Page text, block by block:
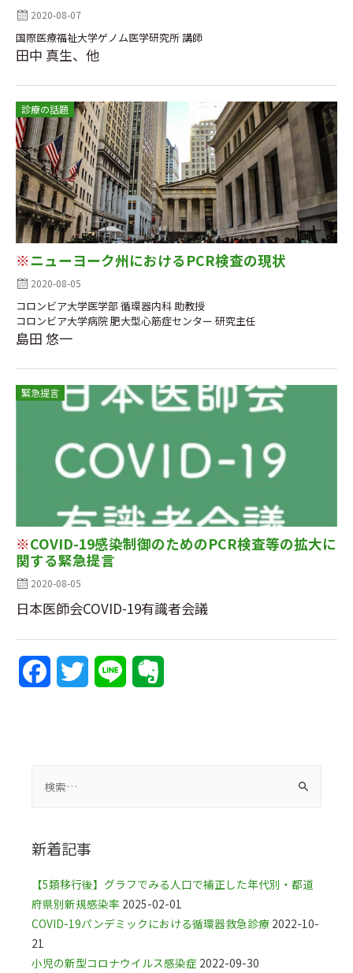
2020-08-07
国際医療福祉大学ゲノム医学研究所 講師
田中 真生、他
診療の話題
※ニューヨーク州におけるPCR検査の現状
2020-08-05
コロンビア大学医学部 循環器内科 助教授
コロンビア大学病院 肥大型心筋症センター 研究主任
島田 悠一
緊急提言
※COVID-19感染制御のためのPCR検査等の拡大に
関する緊急提言
2020-08-05
日本医師会COVID-19有識者会議
b
o
k
r
e
新着記事
【5類移行後】グラフでみる人口で補正した年代別・都道
府県別新規感染率 2025-02-01
COVID-19パンデミックにおける循環器救急診療 2022-10-
21
小児の新型コロナウイルス感染症 2022-09-30